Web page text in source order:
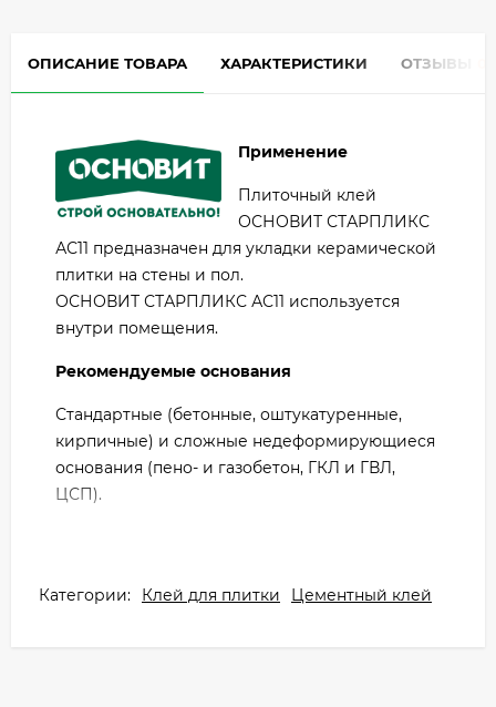
ОПИСАНИЕ ТОВАРА ХАРАКТЕРИСТИКИ ОТЗЫВЫ
Применение
Плиточный клей
ОСНОВИТ СТАРПЛИКС
АС11 предназначен для укладки керамической
плитки на стены и пол.
ОСНОВИТ СТАРПЛИКС АС11 используется
внутри помещения.
Рекомендуемые основания
Стандартные (бетонные, оштукатуренные,
кирпичные) и сложные недеформирующиеся
основания (пено- и газобетон, ГКЛ и ГВЛ,
ЦСП).
Категории: Клей для плитки Цементный клей